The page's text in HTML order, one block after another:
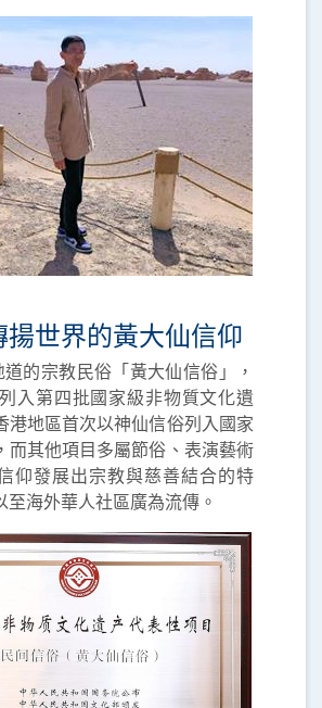
世界的黃大仙信仰
宗教民俗「黃大仙信俗」，
入第四批國家級非物質文化遺
港地區首次以神仙信俗列入國家
而其他項目多屬節俗、表演藝術
仰發展出宗教與慈善結合的特
至海外華人社區廣為流傳。